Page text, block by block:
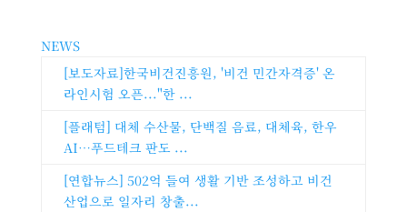
NEWS
[보도자료]한국비건진흥원, '비건 민간자격증' 온
라인시험 오픈..."한 ...
[플래텀] 대체 수산물, 단백질 음료, 대체육, 한우
AI…푸드테크 판도 ...
[연합뉴스] 502억 들여 생활 기반 조성하고 비건
산업으로 일자리 창출...